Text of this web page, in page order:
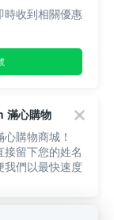
時收到相關優惠
滿心購物
購物商城！
留下您的姓名
我們以最快速度